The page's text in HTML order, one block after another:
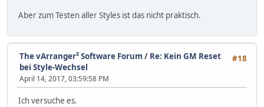
Aber zum Testen aller Styles ist das nicht praktisch.
#18
The vArranger² Software Forum / Re: Kein GM Reset
bei Style-Wechsel
April 14, 2017, 03:59:58 PM
Ich versuche es.